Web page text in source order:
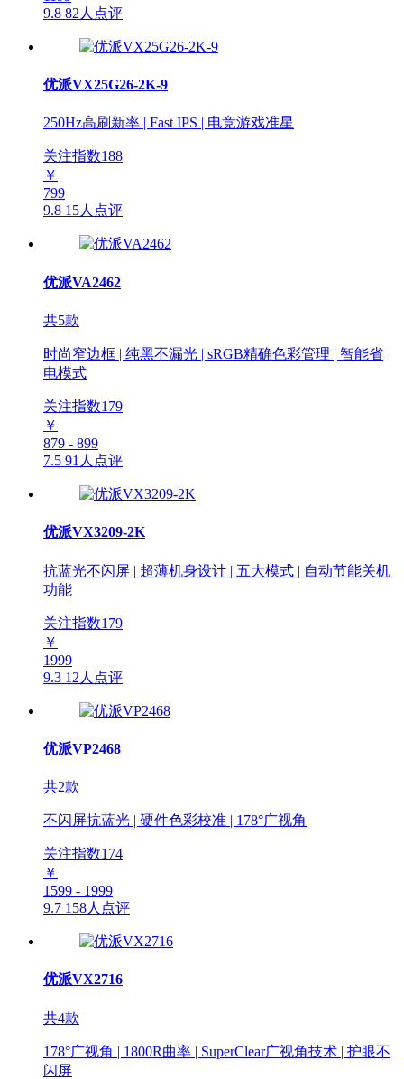
9.8 82人点评
优派VX25G26-2K-9
250Hz高刷新率 | Fast IPS | 电竞游戏准星
关注指数188
￥
799
9.8 15人点评
优派VA2462
共5款
时尚窄边框 | 纯黑不漏光 | sRGB精确色彩管理 | 智能省
电模式
关注指数179
￥
879 - 899
7.5 91人点评
优派VX3209-2K
抗蓝光不闪屏 | 超薄机身设计 | 五大模式 | 自动节能关机
功能
关注指数179
￥
1999
9.3 12人点评
优派VP2468
共2款
不闪屏抗蓝光 | 硬件色彩校准 | 178°广视角
关注指数174
￥
1599 - 1999
9.7 158人点评
优派VX2716
共4款
178°广视角 | 1800R曲率 | SuperClear广视角技术 | 护眼不
闪屏